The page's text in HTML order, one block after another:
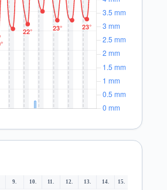
9. 10. 11. 12. 13. 14. 15.